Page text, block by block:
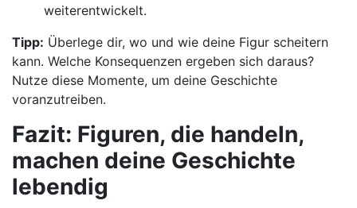
weiterentwickelt.
Tipp: Überlege dir, wo und wie deine Figur scheitern
kann. Welche Konsequenzen ergeben sich daraus?
Nutze diese Momente, um deine Geschichte
voranzutreiben.
Fazit: Figuren, die handeln,
machen deine Geschichte
lebendig